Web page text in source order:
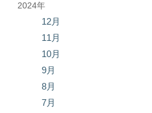
2024年
12月
11月
10月
9月
8月
7月